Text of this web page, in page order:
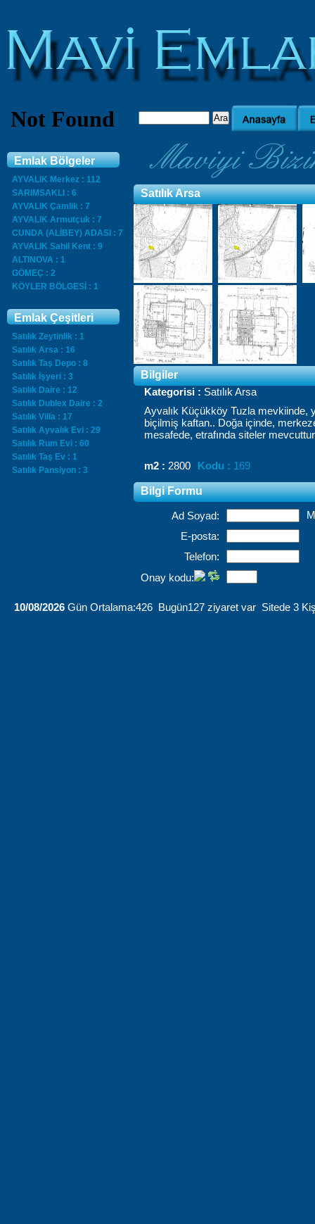
Emlak Bölgeler
AYVALIK Merkez : 112
SARIMSAKLI : 6
AYVALIK Çamlik : 7
AYVALIK Armutçuk : 7
CUNDA (ALİBEY) ADASI : 7
AYVALIK Sahil Kent : 9
ALTINOVA : 1
GÖMEÇ : 2
KÖYLER BÖLGESİ : 1
Emlak Çeşitleri
Satılık Zeytinlik : 1
Satılık Arsa : 16
Satılık Taş Depo : 8
Satılık İşyeri : 3
Satılık Daire : 12
Satılık Dublex Daire : 2
Satılık Villa : 17
Satılık Ayvalık Evi : 29
Satılık Rum Evi : 60
Satılık Taş Ev : 1
Satılık Pansiyon : 3
Satılık Arsa
Bilgiler
Kategorisi : Satılık Arsa
Ayvalık Küçükköy Tuzla mevkiinde,
biçilmiş kaftan.. Doğa içinde,
mesafede, etrafında siteler mevcuttur
m2 : 2800 Kodu : 169
Bilgi Formu
Ad Soyad:
E-posta:
Telefon:
Onay kodu:
10/08/2026 Gün Ortalama:426 Bugün127 ziyaret var Sitede 3